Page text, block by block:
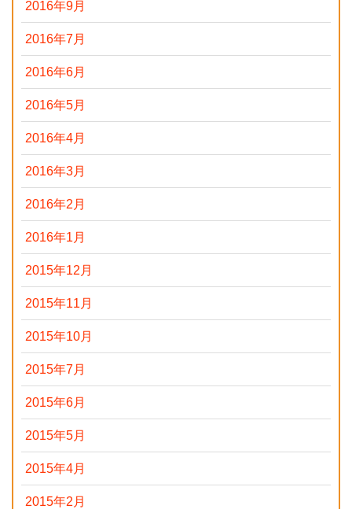
2016年9月
2016年7月
2016年6月
2016年5月
2016年4月
2016年3月
2016年2月
2016年1月
2015年12月
2015年11月
2015年10月
2015年7月
2015年6月
2015年5月
2015年4月
2015年2月